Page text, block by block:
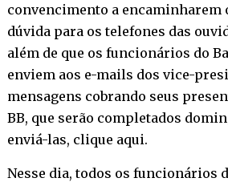
convencimento a encaminharem
dúvida para os telefones das
além de que os funcionários do
enviem aos e-mails dos vice-
mensagens cobrando seus
BB, que serão completados
enviá-las, clique aqui.
Nesse dia, todos os funcionários